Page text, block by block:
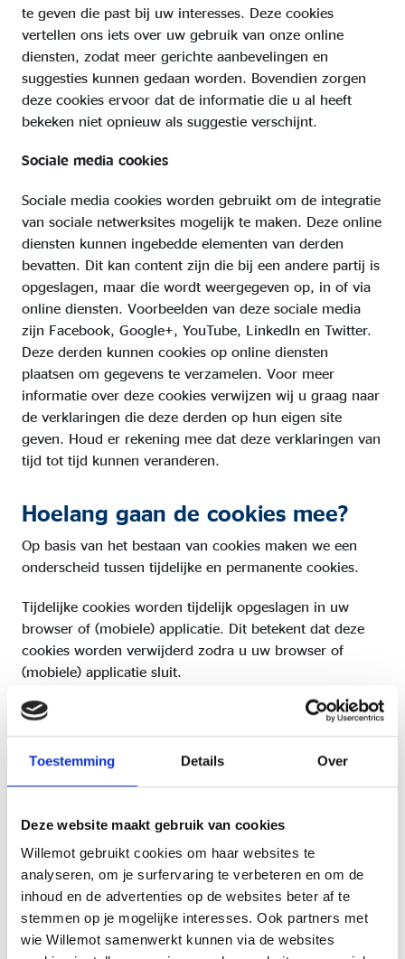
Toestemming Details Over
Deze website maakt gebruik van cookies
Willemot gebruikt cookies om haar websites te
analyseren, om je surfervaring te verbeteren en om de
inhoud en de advertenties op de websites beter af te
stemmen op je mogelijke interesses. Ook partners met
wie Willemot samenwerkt kunnen via de websites
te geven die past bij uw interesses. Deze cookies
vertellen ons iets over uw gebruik van onze online
diensten, zodat meer gerichte aanbevelingen en
suggesties kunnen gedaan worden. Bovendien zorgen
deze cookies ervoor dat de informatie die u al heeft
bekeken niet opnieuw als suggestie verschijnt.
Sociale media cookies
Sociale media cookies worden gebruikt om de integratie
van sociale netwerksites mogelijk te maken. Deze online
diensten kunnen ingebedde elementen van derden
bevatten. Dit kan content zijn die bij een andere partij is
opgeslagen, maar die wordt weergegeven op, in of via
online diensten. Voorbeelden van deze sociale media
zijn Facebook, Google+, YouTube, LinkedIn en Twitter.
Deze derden kunnen cookies op online diensten
plaatsen om gegevens te verzamelen. Voor meer
informatie over deze cookies verwijzen wij u graag naar
de verklaringen die deze derden op hun eigen site
geven. Houd er rekening mee dat deze verklaringen van
tijd tot tijd kunnen veranderen.
Hoelang gaan de cookies mee?
Op basis van het bestaan van cookies maken we een
onderscheid tussen tijdelijke en permanente cookies.
Tijdelijke cookies worden tijdelijk opgeslagen in uw
browser of (mobiele) applicatie. Dit betekent dat deze
cookies worden verwijderd zodra u uw browser of
(mobiele) applicatie sluit.
Permanente cookies blijven op uw computer of mobiele
apparaat staan, ook als u uw browser of (mobiele)
applicatie heeft afgesloten. Dankzij permanente cookies
apparaat totdat een vooraf bepaalde einddatum wordt
totdat u deze via de instellingen van uw browser,
(mobiele) applicatie of mobiele apparaat verwijdert.
U kunt de bewaartermijnen per cookie controleren in de
onderstaande lijst.